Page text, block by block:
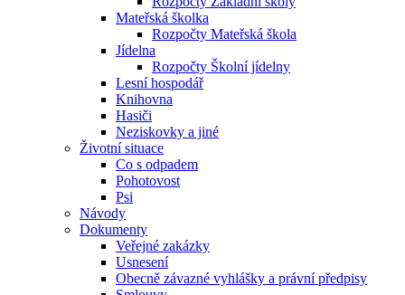
Mateřská školka
Rozpočty Mateřská škola
Jídelna
Rozpočty Školní jídelny
Lesní hospodář
Knihovna
Hasiči
Neziskovky a jiné
Životní situace
Co s odpadem
Pohotovost
Psi
Návody
Dokumenty
Veřejné zakázky
Usnesení
Obecně závazné vyhlášky a právní předpisy